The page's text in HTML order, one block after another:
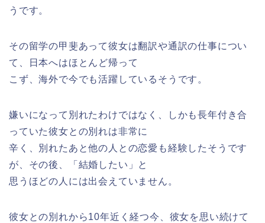
うです。
その留学の甲斐あって彼女は翻訳や通訳の仕事につい
て、日本へはほとんど帰って
こず、海外で今でも活躍しているそうです。
嫌いになって別れたわけではなく、しかも長年付き合
っていた彼女との別れは非常に
辛く、別れたあと他の人との恋愛も経験したそうです
が、その後、「結婚したい」と
思うほどの人には出会えていません。
彼女との別れから10年近く経つ今、彼女を思い続けて